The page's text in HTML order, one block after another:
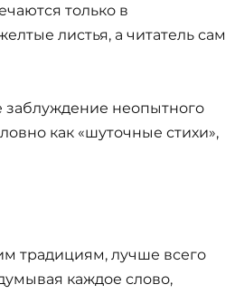
только в
листья, а читатель сам
заблуждение неопытного
как «шуточные стихи»,
традициям, лучше всего
каждое слово,